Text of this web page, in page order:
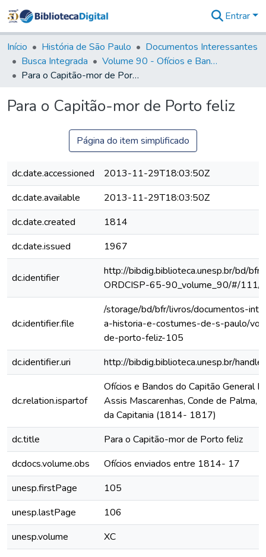
&
Coleções
Tudo na
Biblioteca
Estatísticas
Entrar
Início História de São Paulo
Documentos Interessantes
Busca Integrada
Volume 90 - Ofícios e Bandos do Capitão General, Conde de Palma, aos funcionários da Capitania (1814- 1817)
Para o Capitão-mor de Porto feliz
Para o Capitão-mor de Porto feliz
Página do item simplificado
dc.date.accessioned
2013-11-29T18:03:50Z
dc.date.available
2013-11-29T18:03:50Z
dc.date.created
1814
dc.date.issued
1967
dc.identifier
http://bibdig.biblioteca.unesp.br/bd/
ORDCISP-65-90_volume_90/#/111/
dc.identifier.file
/storage/bd/bfr/livros/documentos-
a-historia-e-costumes-de-s-paulo/
de-porto-feliz-105
dc.identifier.uri
http://bibdig.biblioteca.unesp.br/
dc.relation.ispartof
Ofícios e Bandos do Capitão General
Assis Mascarenhas, Conde de Palma,
da Capitania (1814- 1817)
dc.title
Para o Capitão-mor de Porto feliz
dcdocs.volume.obs
Ofícios enviados entre 1814- 17
unesp.firstPage
105
unesp.lastPage
106
unesp.volume
XC